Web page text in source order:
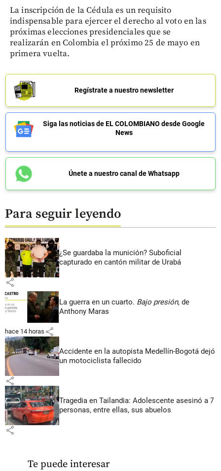
La inscripción de la Cédula es un requisito
indispensable para ejercer el derecho al voto en las
próximas elecciones presidenciales que se
realizarán en Colombia el próximo 25 de mayo en
primera vuelta.
Regístrate a nuestro newsletter
Siga las noticias de EL COLOMBIANO desde Google
News
Únete a nuestro canal de Whatsapp
Para seguir leyendo
¿Se guardaba la munición? Suboficial
capturado en cantón militar de Urabá
share
La guerra en un cuarto. Bajo presión, de
Anthony Maras
hace 14 horas share
Accidente en la autopista Medellín-Bogotá dejó
un motociclista fallecido
share
Tragedia en Tailandia: Adolescente asesinó a 7
personas, entre ellas, sus abuelos
share
Te puede interesar